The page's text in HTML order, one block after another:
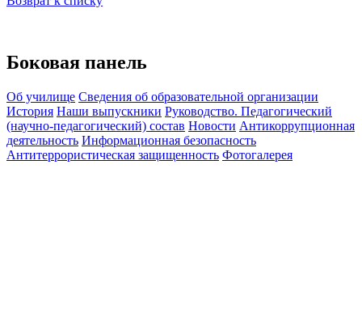
Боковая панель
Об училище Сведения об образовательной организации
История Наши выпускники Руководство. Педагогический
(научно-педагогический) состав Новости Антикоррупционная
деятельность Информационная безопасность
Антитеррористическая защищенность Фотогалерея